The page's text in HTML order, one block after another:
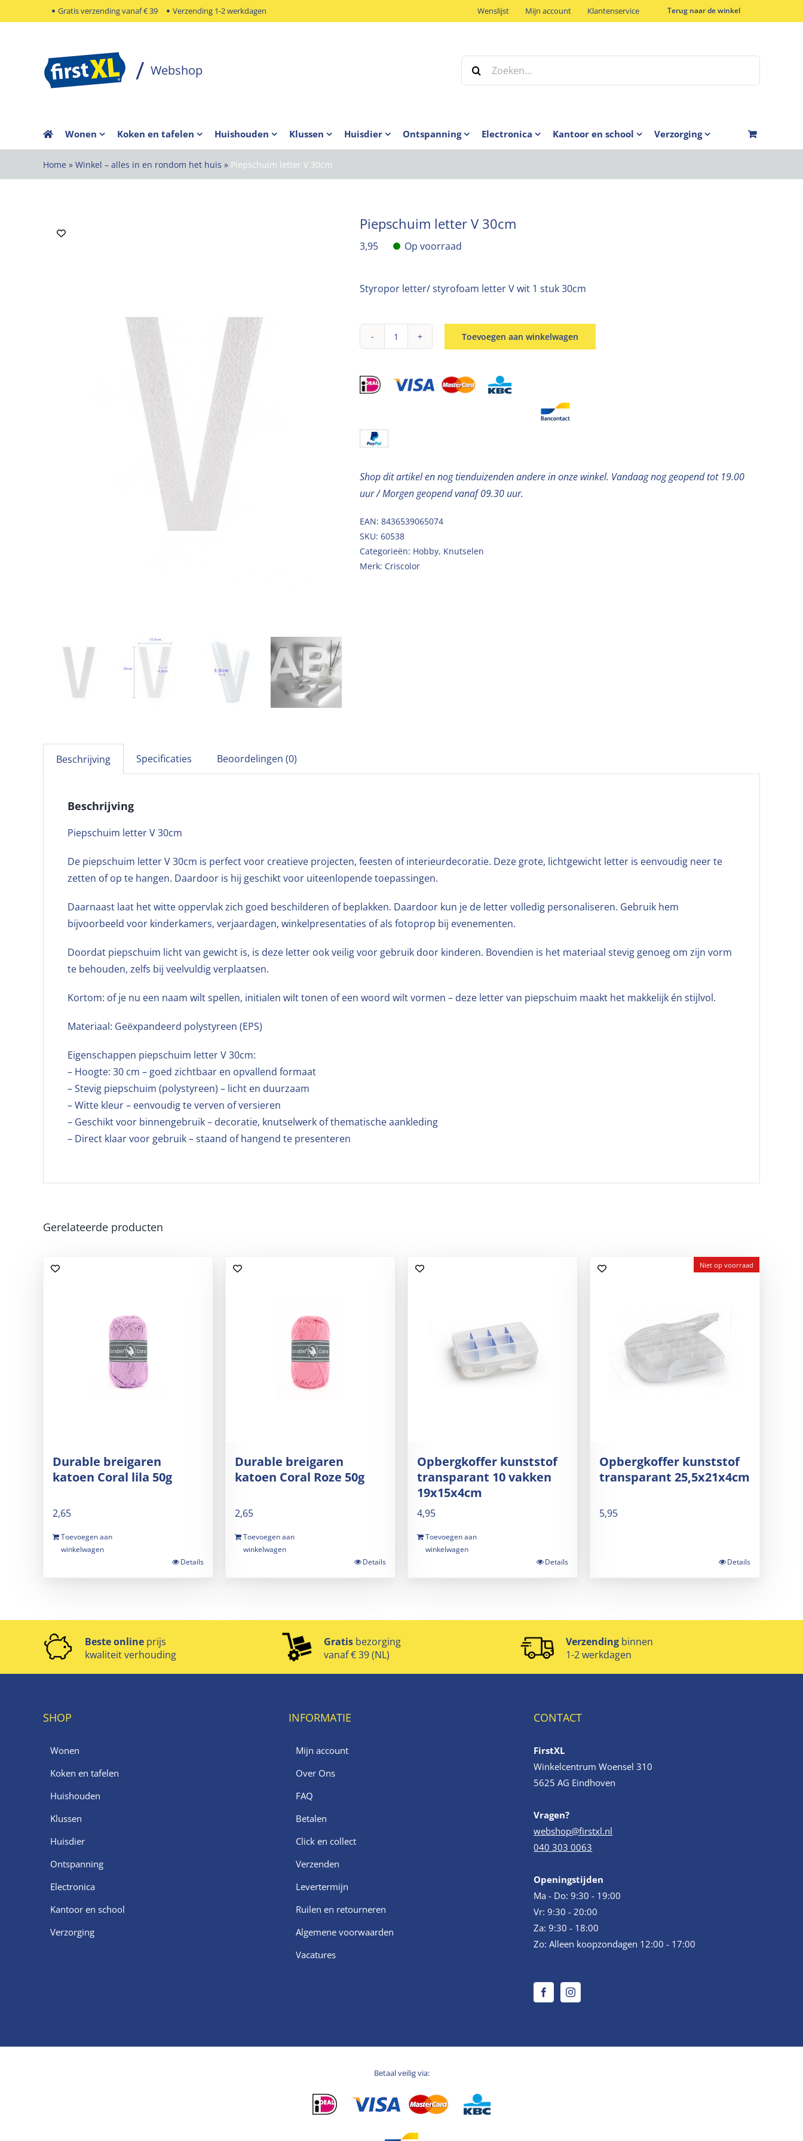
naar
Gratis verzending vanaf € 39 Verzending 1-2 werkdagen Wenslijst Mijn account Klantenservice Terug naar de winkel
Zoeken
naar:
Wonen Koken en tafelen Huishouden Klussen Huisdier Ontspanning Electronica Kantoor en school Verzorging
Home » Winkel – alles in en rondom het huis » Piepschuim letter V 30cm
Piepschuim letter V 30cm
3,95 Op voorraad
Styropor letter/ styrofoam letter V wit 1 stuk 30cm
Piepschuim
V
30cm
Toevoegen aan winkelwagen
Shop dit artikel en nog tienduizenden andere in onze winkel. Vandaag nog geopend tot 19.00
uur / Morgen geopend vanaf 09.30 uur.
EAN: 8436539065074
SKU: 60538
Categorieën: Hobby, Knutselen
Merk: Criscolor
Beschrijving Specificaties Beoordelingen (0)
Beschrijving
Piepschuim letter V 30cm
De piepschuim letter V 30cm is perfect voor creatieve projecten, feesten of interieurdecoratie. Deze grote, lichtgewicht letter is eenvoudig neer te
zetten of op te hangen. Daardoor is hij geschikt voor uiteenlopende toepassingen.
Daarnaast laat het witte oppervlak zich goed beschilderen of beplakken. Daardoor kun je de letter volledig personaliseren. Gebruik hem
bijvoorbeeld voor kinderkamers, verjaardagen, winkelpresentaties of als fotoprop bij evenementen.
Doordat piepschuim licht van gewicht is, is deze letter ook veilig voor gebruik door kinderen. Bovendien is het materiaal stevig genoeg om zijn vorm
te behouden, zelfs bij veelvuldig verplaatsen.
Kortom: of je nu een naam wilt spellen, initialen wilt tonen of een woord wilt vormen – deze letter van piepschuim maakt het makkelijk én stijlvol.
Materiaal: Geëxpandeerd polystyreen (EPS)
Eigenschappen piepschuim letter V 30cm:
– Hoogte: 30 cm – goed zichtbaar en opvallend formaat
– Stevig piepschuim (polystyreen) – licht en duurzaam
– Witte kleur – eenvoudig te verven of versieren
– Geschikt voor binnengebruik – decoratie, knutselwerk of thematische aankleding
– Direct klaar voor gebruik – staand of hangend te presenteren
Gerelateerde producten
Durable breigaren
katoen Coral lila 50g
2,65
Toevoegen aan
winkelwagen
Details
Durable breigaren
katoen Coral Roze 50g
2,65
Toevoegen aan
winkelwagen
Details
Opbergkoffer kunststof
transparant 10 vakken
19x15x4cm
4,95
Toevoegen aan
winkelwagen
Details
Niet op voorraad
Opbergkoffer kunststof
transparant 25,5x21x4cm
5,95
Details
Beste online prijs
kwaliteit verhouding
Gratisbezorging
vanaf € 39 (NL)
Verzendingbinnen
1-2 werkdagen
SHOP
Wonen
Koken en tafelen
Huishouden
Klussen
Huisdier
Ontspanning
Electronica
Kantoor en school
Verzorging
INFORMATIE
Mijn account
Over Ons
FAQ
Betalen
Click en collect
Verzenden
Levertermijn
Ruilen en retourneren
Algemene voorwaarden
Vacatures
CONTACT
FirstXL
Winkelcentrum Woensel 310
5625 AG Eindhoven
Vragen?
webshop@firstxl.nl
040 303 0063
Openingstijden
Ma - Do: 9:30 - 19:00
Vr: 9:30 - 20:00
Za: 9:30 - 18:00
Zo: Alleen koopzondagen 12:00 - 17:00
Betaal veilig via: